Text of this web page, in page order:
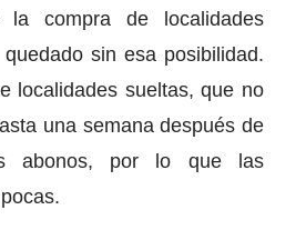
compra de localidades
sin esa posibilidad.
localidades sueltas, que no
una semana después de
abonos, por lo que las